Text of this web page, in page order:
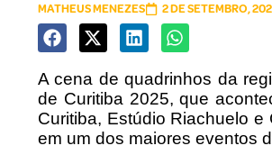
MATHEUS MENEZES 2 DE SETEMBRO,
A cena de quadrinhos da
de Curitiba 2025, que
Curitiba, Estúdio Riachuelo
em um dos maiores eventos